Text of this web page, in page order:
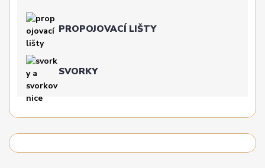
PROPOJOVACÍ LIŠTY
SVORKY